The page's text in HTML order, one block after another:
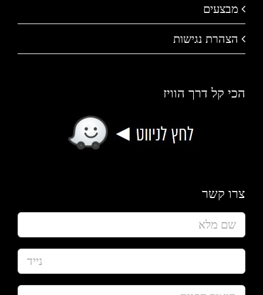
מבצעים
הצהרת נגישות
הכי קל דרך הוויז
צרו קשר